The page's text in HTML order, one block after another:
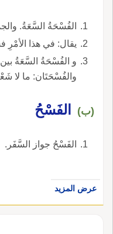
الفُسْحَةُ السَّعَةُ.
يقال: في هذا
و الفُسْحَةُ السَّعَةُ بين
والفُسْحَتَان: ما لا
(ب) الفَسْحُ
الفَسْحُ جواز السَّفَر.
عرض المزيد